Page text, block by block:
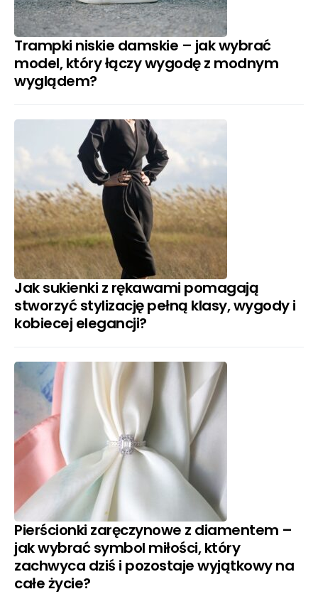
Trampki niskie damskie – jak wybrać
model, który łączy wygodę z modnym
wyglądem?
Jak sukienki z rękawami pomagają
stworzyć stylizację pełną klasy, wygody i
kobiecej elegancji?
Pierścionki zaręczynowe z diamentem –
jak wybrać symbol miłości, który
zachwyca dziś i pozostaje wyjątkowy na
całe życie?